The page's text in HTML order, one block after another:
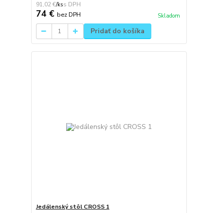
91,02 €/ks
74 € bez DPH Skladom
Pridať do košíka
Jedálenský stôl CROSS 1